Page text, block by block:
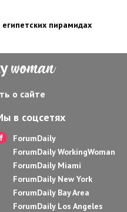
пирамидах
о сайте
в соцсетях
ForumDaily
ForumDaily WorkingWoman
ForumDaily Miami
ForumDaily New York
ForumDaily Bay Area
ForumDaily Los Angeles